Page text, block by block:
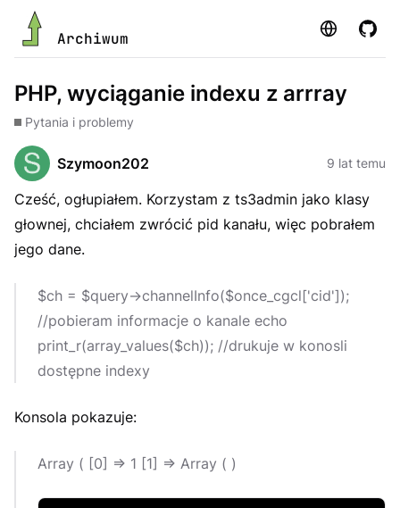
Archiwum Strona
PHP, wyciąganie indexu z arrray
Pytania i problemy
Szymoon202 9 lat temu
Cześć, ogłupiałem. Korzystam z ts3admin jako klasy
głownej, chciałem zwrócić pid kanału, więc pobrałem
jego dane.
$ch = $query->channelInfo($once_cgcl['cid']);
//pobieram informacje o kanale echo
print_r(array_values($ch)); //drukuje w konosli
dostępne indexy
Konsola pokazuje:
Array ( [0] => 1 [1] => Array ( )